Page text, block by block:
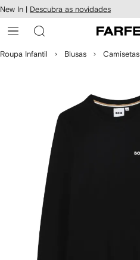
o
New In | Descubra as novidades
Roupa Infantil Blusas Camisetas